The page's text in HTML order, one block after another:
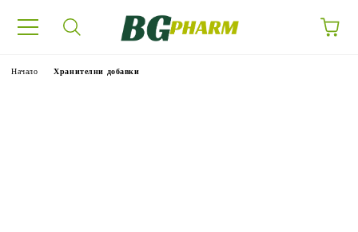
Начало Хранителни добавки